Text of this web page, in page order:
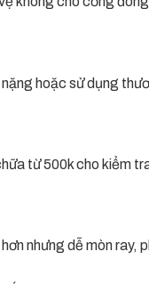
hoặc sử dụng
từ 500k cho kiểm
nhưng dễ mòn ray,